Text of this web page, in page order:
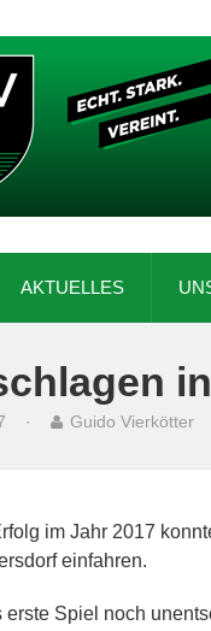
AKTUELLES
· Guido Vierkötter
im Jahr 2017
einfahren.
erste Spiel noch